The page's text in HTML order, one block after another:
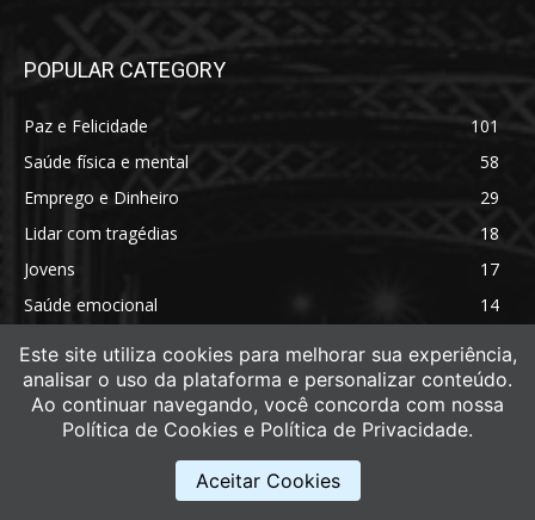
POPULAR CATEGORY
Paz e Felicidade
101
Saúde física e mental
58
Emprego e Dinheiro
29
Lidar com tragédias
18
Jovens
17
Saúde emocional
14
Este site utiliza cookies para melhorar sua experiência,
analisar o uso da plataforma e personalizar conteúdo.
Ao continuar navegando, você concorda com nossa
Política de Cookies e Política de Privacidade.
Aceitar Cookies